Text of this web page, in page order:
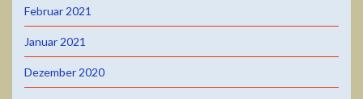
Februar 2021
Januar 2021
Dezember 2020